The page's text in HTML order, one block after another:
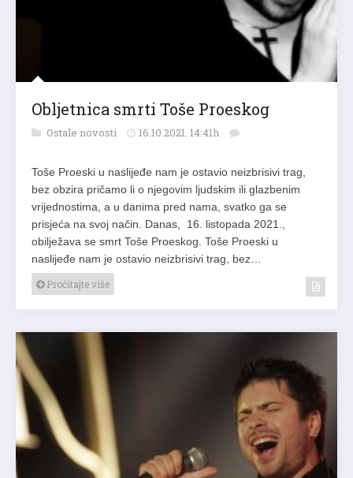
Obljetnica smrti Toše Proeskog
Ostale novosti 16.10.2021. 14:41h
Toše Proeski u naslijeđe nam je ostavio neizbrisivi trag,
bez obzira pričamo li o njegovim ljudskim ili glazbenim
vrijednostima, a u danima pred nama, svatko ga se
prisjeća na svoj način. Danas, 16. listopada 2021.,
obilježava se smrt Toše Proeskog. Toše Proeski u
naslijeđe nam je ostavio neizbrisivi trag, bez…
Pročitajte više